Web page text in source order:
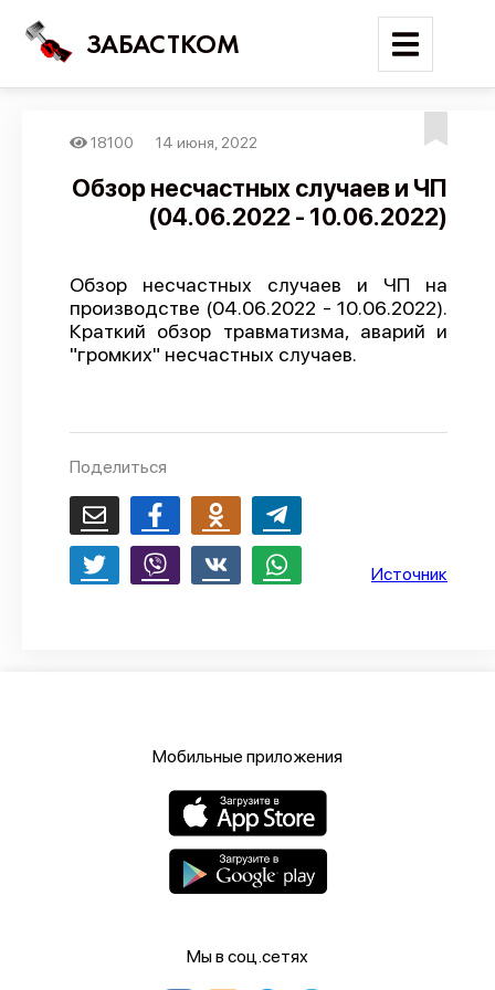
ЗАБАСТКОМ
Поиск
Карта событий
Трудовые конфликты
О проекте
Политика конфиденциальности
18100 14 июня, 2022
Обзор несчастных случаев и ЧП
(04.06.2022 - 10.06.2022)
Обзор несчастных случаев и ЧП на
производстве (04.06.2022 - 10.06.2022).
Краткий обзор травматизма, аварий и
"громких" несчастных случаев.
Поделиться
Источник
Мобильные приложения
Мы в соц.сетях